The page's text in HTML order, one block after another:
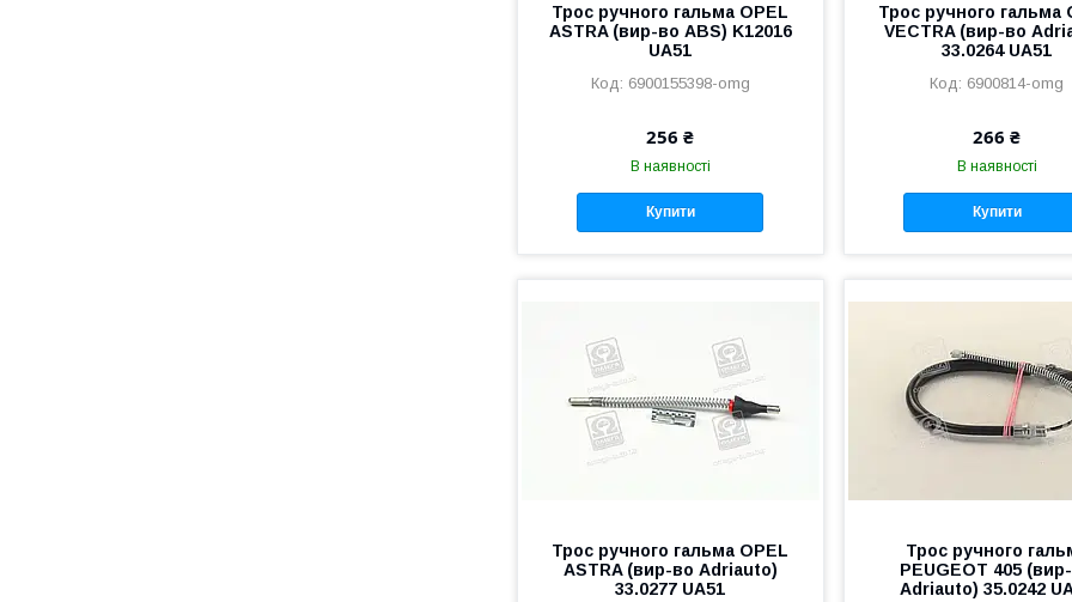
Трос ручного гальма OPEL
ASTRA (вир-во ABS) K12016
UA51
6900155398-omg
256 ₴
В наявності
Купити
Трос ручного гальма
VECTRA (вир-во
33.0264 UA51
6900814-omg
266 ₴
В наявності
Купити
Трос ручного гальма OPEL
ASTRA (вир-во Adriauto)
33.0277 UA51
Трос ручного
PEUGEOT 405
Adriauto) 35.0242